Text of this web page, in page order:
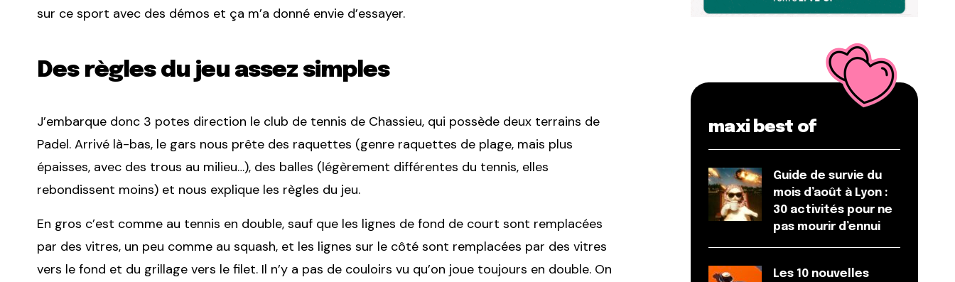
sur ce sport avec des démos et ça m’a donné envie d’essayer.
Des règles du jeu assez simples
J’embarque donc 3 potes direction le club de tennis de Chassieu, qui possède deux terrains de
Padel. Arrivé là-bas, le gars nous prête des raquettes (genre raquettes de plage, mais plus
épaisses, avec des trous au milieu…), des balles (légèrement différentes du tennis, elles
rebondissent moins) et nous explique les règles du jeu.
En gros c’est comme au tennis en double, sauf que les lignes de fond de court sont remplacées
par des vitres, un peu comme au squash, et les lignes sur le côté sont remplacées par des vitres
vers le fond et du grillage vers le filet. Il n’y a pas de couloirs vu qu’on joue toujours en double. On
maxi best of
Guide de survie du
mois d’août à Lyon :
30 activités pour ne
pas mourir d’ennui
Les 10 nouvelles